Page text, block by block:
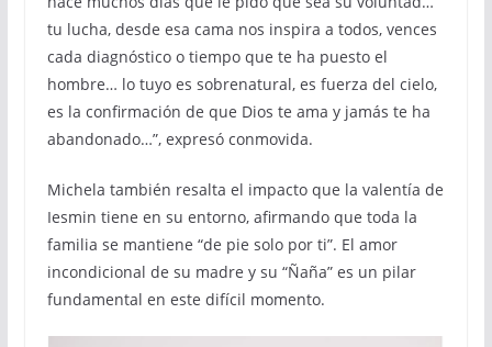
tu lucha, desde esa cama nos inspira a todos, vences
cada diagnóstico o tiempo que te ha puesto el
hombre… lo tuyo es sobrenatural, es fuerza del cielo,
es la confirmación de que Dios te ama y jamás te ha
abandonado…”, expresó conmovida.
Michela también resalta el impacto que la valentía de
Iesmin tiene en su entorno, afirmando que toda la
familia se mantiene “de pie solo por ti”. El amor
incondicional de su madre y su “Ñaña” es un pilar
fundamental en este difícil momento.